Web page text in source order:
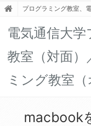
プログラミング教室、
電気通信大
教室（対面）
ミング教室（
macbook